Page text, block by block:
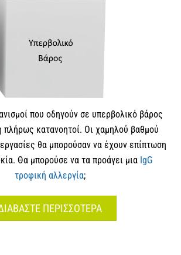
που οδηγούν σε υπερβολικό βάρος
πλήρως κατανοητοί. Οι χαμηλού βαθμού
θα μπορούσαν να έχουν επίπτωση
Θα μπορούσε να τα προάγει μια IgG
τροφική αλλεργία;
ΠΕΡΙΣΣΟΤΕΡΑ